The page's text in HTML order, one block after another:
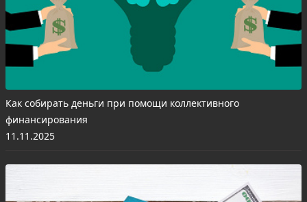
Как собирать деньги при помощи коллективного
финансирования
11.11.2025